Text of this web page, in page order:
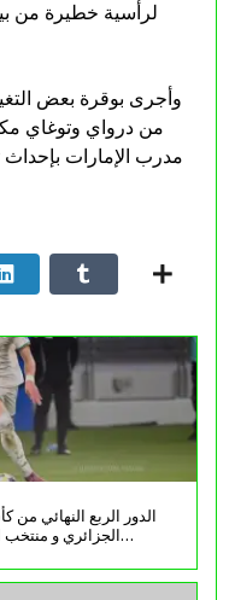
لرأسية خطيرة من
وأجرى بوقرة بعض
من درواي وتوغاي
مدرب الإمارات بإحداث
الجزائري و منتخب